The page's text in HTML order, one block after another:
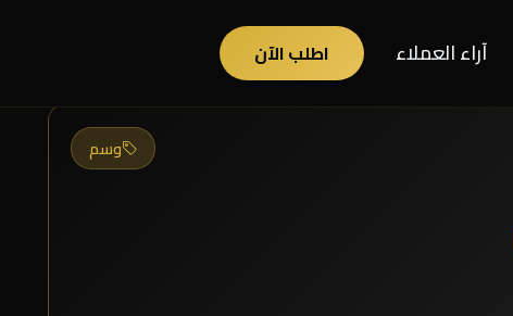
آراء العملاء اطلب الآن
وسم